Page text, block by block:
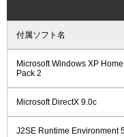
付属ソフト名
Microsoft Windows XP
Pack 2
Microsoft DirectX 9.0c
J2SE Runtime Environment